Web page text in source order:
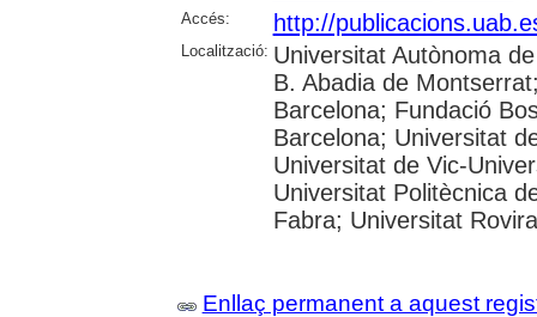
Accés: http://
Localització: Universitat Autònoma
B. Abadia de
Barcelona; Fundació
Barcelona; Universitat
Universitat de Vic-
Universitat Politècnica
Fabra; Universitat
Enllaç permanent a aquest